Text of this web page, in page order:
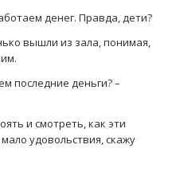
денег. Правда, дети?
вышли из зала, понимая,
последние деньги? –
и смотреть, как эти
удовольствия, скажу